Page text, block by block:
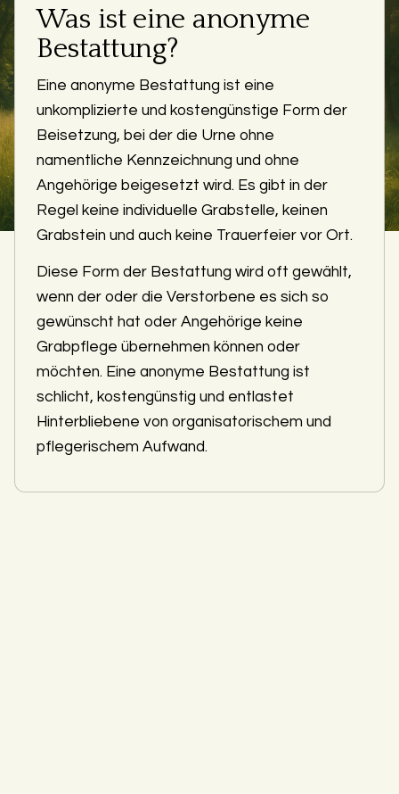
Was ist eine anonyme
Bestattung?
Eine anonyme Bestattung ist eine
unkomplizierte und kostengünstige Form der
Beisetzung, bei der die Urne ohne
namentliche Kennzeichnung und ohne
Angehörige beigesetzt wird. Es gibt in der
Regel keine individuelle Grabstelle, keinen
Grabstein und auch keine Trauerfeier vor Ort.
Diese Form der Bestattung wird oft gewählt,
wenn der oder die Verstorbene es sich so
gewünscht hat oder Angehörige keine
Grabpflege übernehmen können oder
möchten. Eine anonyme Bestattung ist
schlicht, kostengünstig und entlastet
Hinterbliebene von organisatorischem und
pflegerischem Aufwand.